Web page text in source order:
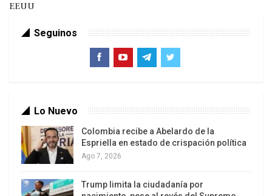
En el primer semestre se han multiplicado los
atropellos del gobierno contra el pueblo. Pero el
socavan esa andanada. Milei intenta compensar
esas inconsistencias con mayor protagonismo en
el exterior, mientras aprovecha el socorro de la
derecha convencional y el desconcierto del
peronismo.
EEUU
Seguinos
Lo Nuevo
Colombia recibe a Abelardo de la
Espriella en estado de crispación política
Ago 7, 2026
Trump limita la ciudadanía por